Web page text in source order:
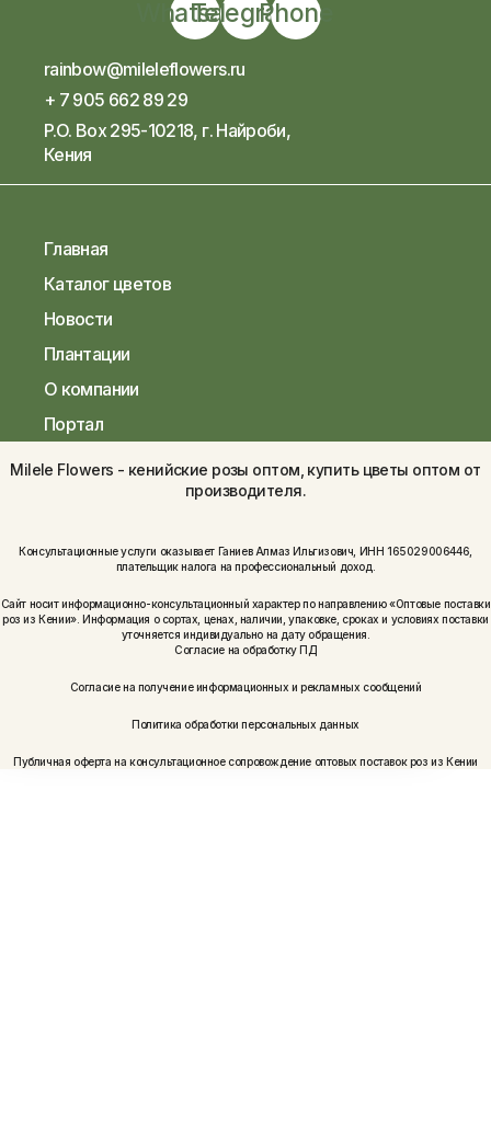
Whatsapp
Telegram
Phone
rainbow@mileleflowers.ru
+ 7 905 662 89 29
P.O. Box 295-10218, г. Найроби,
Кения
Главная
Каталог цветов
Новости
Плантации
О компании
Портал
Milele Flowers - кенийские розы оптом, купить цветы оптом от
производителя.
Консультационные услуги оказывает Ганиев Алмаз Ильгизович, ИНН 165029006446,
плательщик налога на профессиональный доход.
Сайт носит информационно-консультационный характер по направлению «Оптовые поставки
роз из Кении». Информация о сортах, ценах, наличии, упаковке, сроках и условиях поставки
уточняется индивидуально на дату обращения.
Согласие на обработку ПД
Согласие на получение информационных и рекламных сообщений
Политика обработки персональных данных
Публичная оферта на консультационное сопровождение оптовых поставок роз из Кении